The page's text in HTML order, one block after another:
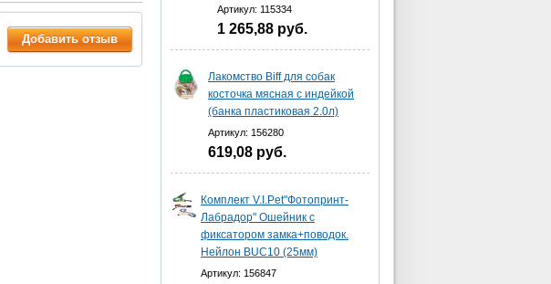
Добавить отзыв
Артикул: 115334
1 265,88 руб.
Лакомство Biff для собак
косточка мясная с индейкой
(банка пластиковая 2.0л)
Артикул: 156280
619,08 руб.
Комплект V.I.Pet"Фотопринт-
Лабрадор" Ошейник с
фиксатором замка+поводок.
Нейлон BUC10 (25мм)
Артикул: 156847